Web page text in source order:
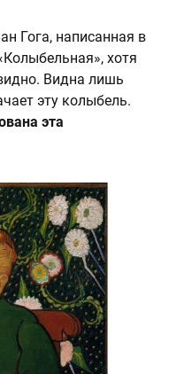
Гога, написанная в
хотя
Видна лишь
эту колыбель.
эта
качку судна, в
качаются